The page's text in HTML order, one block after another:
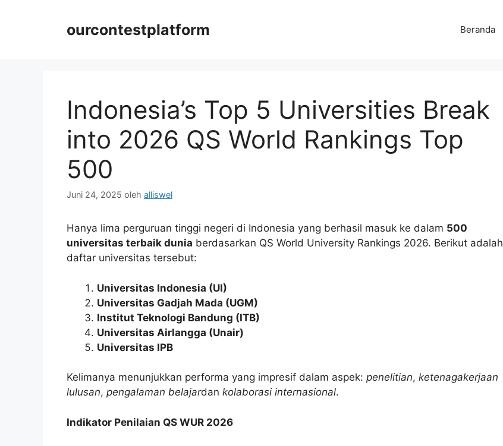
ourcontestplatform Beranda
Indonesia’s Top 5 Universities Break
into 2026 QS World Rankings Top
500
Juni 24, 2025 oleh alliswel
Hanya lima perguruan tinggi negeri di Indonesia yang berhasil masuk ke dalam 500
universitas terbaik dunia berdasarkan QS World University Rankings 2026. Berikut adalah
daftar universitas tersebut:
Universitas Indonesia (UI)
Universitas Gadjah Mada (UGM)
Institut Teknologi Bandung (ITB)
Universitas Airlangga (Unair)
Universitas IPB
Kelimanya menunjukkan performa yang impresif dalam aspek: penelitian, ketenagakerjaan
lulusan, pengalaman belajardan kolaborasi internasional.
Indikator Penilaian QS WUR 2026